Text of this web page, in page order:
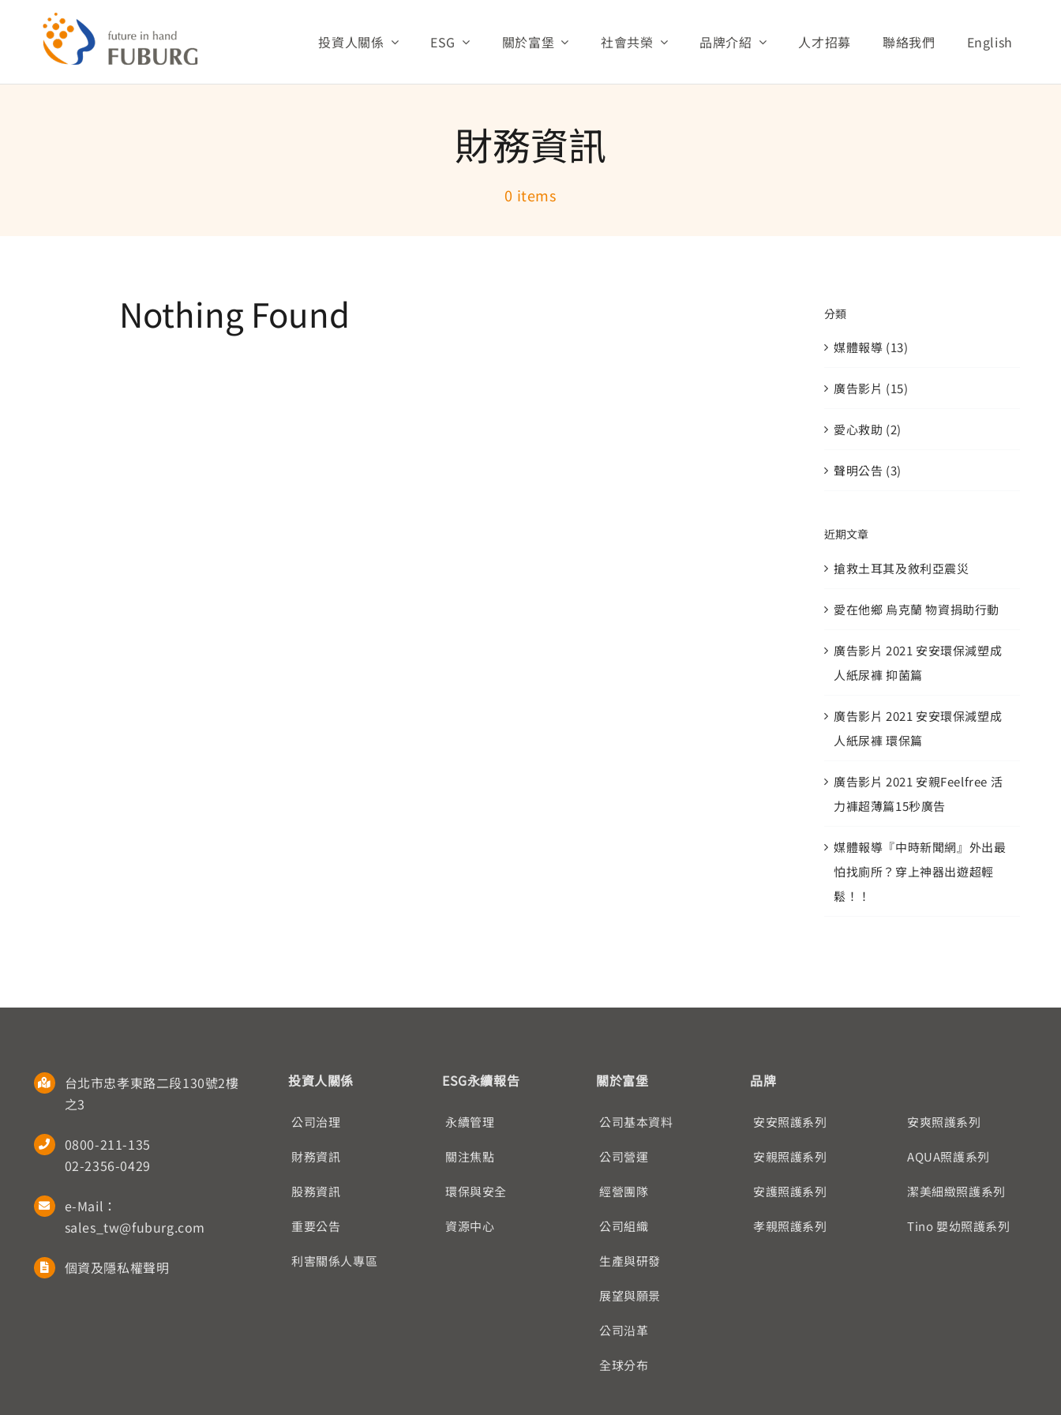
容
投資人關係
利害關係人專區
ESG
關注焦點
關於富堡
經營團隊
公司組織
社會共榮 品牌介紹 人才招募 聯絡我們 English
財務資訊
0 items
Nothing Found 分類
媒體報導 (13)
廣告影片 (15)
愛心救助 (2)
聲明公告 (3)
近期文章
搶救土耳其及敘利亞震災
愛在他鄉 烏克蘭 物資捐助行動
廣告影片 2021 安安環保減塑成
人紙尿褲 抑菌篇
廣告影片 2021 安安環保減塑成
人紙尿褲 環保篇
廣告影片 2021 安親Feelfree 活
力褲超薄篇15秒廣告
媒體報導『中時新聞網』外出最
怕找廁所？穿上神器出遊超輕
鬆！！
台北市忠孝東路二段130號2樓
之3
0800-211-135
02-2356-0429
e-Mail：
sales_tw@fuburg.com
個資及隱私權聲明
投資人關係
公司治理
財務資訊
股務資訊
重要公告
利害關係人專區
ESG永續報告
永續管理
關注焦點
環保與安全
資源中心
關於富堡
公司基本資料
公司營運
經營團隊
公司組織
生產與研發
展望與願景
公司沿革
全球分布
品牌
安安照護系列
安親照護系列
安護照護系列
孝親照護系列
安爽照護系列
AQUA照護系列
潔美細緻照護系列
Tino 嬰幼照護系列